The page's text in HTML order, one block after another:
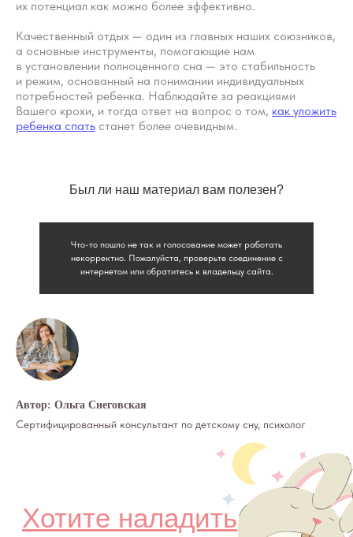
их потенциал как можно более эффективно.
Качественный отдых — один из главных наших союзников,
а основные инструменты, помогающие нам
в установлении полноценного сна — это стабильность
и режим, основанный на понимании индивидуальных
потребностей ребенка. Наблюдайте за реакциями
Вашего крохи, и тогда ответ на вопрос о том, как уложить
ребенка спать станет более очевидным.
Был ли наш материал вам полезен?
Что-то пошло не так и голосование может работать
некорректно. Пожалуйста, проверьте соединение с
интернетом или обратитесь к владельцу сайта.
Автор: Ольга Снеговская
Сертифицированный консультант по детскому сну, психолог
Все права на материалы портала o-sne.online
собственности. Использование материалов
портала o-sne.online возможно только
с письменного разрешения автора
и с обязательным указанием гиперссылки
на источник o-sne.online.
Материалы, представленные на этом сайте, носят
исключительно информационно-образовательный
характер и не применимы к детям, имеющим
проблемы с развитием или здоровьем. А также
заменить назначений врача и применимы к детям,
признанным наблюдающими их врачами
за неверное толкование, ошибочное или
некорректное использование советов и/или
материалов, представленных на сайте или данных
в процессе консультаций. Если состояние здоровья
незамедлительно обратитесь к врачу!
© 2015—2026 О СНЕ. ОНЛАЙН —
информационный портал о детском
и семейном сне